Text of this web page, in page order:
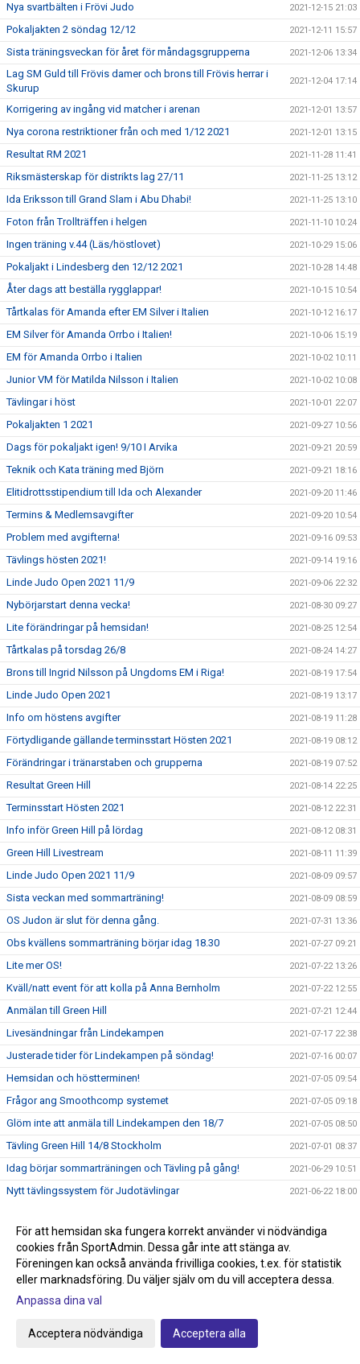
Nya svartbälten i Frövi Judo 2021-12-15 21:03
Pokaljakten 2 söndag 12/12 2021-12-11 15:57
Sista träningsveckan för året för måndagsgrupperna 2021-12-06 13:34
Lag SM Guld till Frövis damer och brons till Frövis herrar i
Skurup
2021-12-04 17:14
Korrigering av ingång vid matcher i arenan 2021-12-01 13:57
Nya corona restriktioner från och med 1/12 2021 2021-12-01 13:15
Resultat RM 2021 2021-11-28 11:41
Riksmästerskap för distrikts lag 27/11 2021-11-25 13:12
Ida Eriksson till Grand Slam i Abu Dhabi! 2021-11-25 13:10
Foton från Trollträffen i helgen 2021-11-10 10:24
Ingen träning v.44 (Läs/höstlovet) 2021-10-29 15:06
Pokaljakt i Lindesberg den 12/12 2021 2021-10-28 14:48
Åter dags att beställa rygglappar! 2021-10-15 10:54
Tårtkalas för Amanda efter EM Silver i Italien 2021-10-12 16:17
EM Silver för Amanda Orrbo i Italien! 2021-10-06 15:19
EM för Amanda Orrbo i Italien 2021-10-02 10:11
Junior VM för Matilda Nilsson i Italien 2021-10-02 10:08
Tävlingar i höst 2021-10-01 22:07
Pokaljakten 1 2021 2021-09-27 10:56
Dags för pokaljakt igen! 9/10 I Arvika 2021-09-21 20:59
Teknik och Kata träning med Björn 2021-09-21 18:16
Elitidrottsstipendium till Ida och Alexander 2021-09-20 11:46
Termins & Medlemsavgifter 2021-09-20 10:54
Problem med avgifterna! 2021-09-16 09:53
Tävlings hösten 2021! 2021-09-14 19:16
Linde Judo Open 2021 11/9 2021-09-06 22:32
Nybörjarstart denna vecka! 2021-08-30 09:27
Lite förändringar på hemsidan! 2021-08-25 12:54
Tårtkalas på torsdag 26/8 2021-08-24 14:27
Brons till Ingrid Nilsson på Ungdoms EM i Riga! 2021-08-19 17:54
Linde Judo Open 2021 2021-08-19 13:17
Info om höstens avgifter 2021-08-19 11:28
Förtydligande gällande terminsstart Hösten 2021 2021-08-19 08:12
Förändringar i tränarstaben och grupperna 2021-08-19 07:52
Resultat Green Hill 2021-08-14 22:25
Terminsstart Hösten 2021 2021-08-12 22:31
Info inför Green Hill på lördag 2021-08-12 08:31
Green Hill Livestream 2021-08-11 11:39
Linde Judo Open 2021 11/9 2021-08-09 09:57
Sista veckan med sommarträning! 2021-08-09 08:59
OS Judon är slut för denna gång. 2021-07-31 13:36
Obs kvällens sommarträning börjar idag 18.30 2021-07-27 09:21
Lite mer OS! 2021-07-22 13:26
Kväll/natt event för att kolla på Anna Bernholm 2021-07-22 12:55
Anmälan till Green Hill 2021-07-21 12:44
Livesändningar från Lindekampen 2021-07-17 22:38
Justerade tider för Lindekampen på söndag! 2021-07-16 00:07
Hemsidan och höstterminen! 2021-07-05 09:54
Frågor ang Smoothcomp systemet 2021-07-05 09:18
Glöm inte att anmäla till Lindekampen den 18/7 2021-07-05 08:50
Tävling Green Hill 14/8 Stockholm 2021-07-01 08:37
Idag börjar sommarträningen och Tävling på gång! 2021-06-29 10:51
Nytt tävlingssystem för Judotävlingar 2021-06-22 18:00
Knappen klubbshop är uppdaterad 2021-05-22 15:27
Passa på och stötta klubben, köp klubbkläder på Team
Sportia
2021-05-22 15:00
möjligt!
Graderingstider vart köper jag mitt bälte?
För att hemsidan ska fungera korrekt använder vi nödvändiga
cookies från SportAdmin. Dessa går inte att stänga av.
Föreningen kan också använda frivilliga cookies, t.ex. för statistik
eller marknadsföring. Du väljer själv om du vill acceptera dessa.
Anpassa dina val
Acceptera nödvändiga Acceptera alla